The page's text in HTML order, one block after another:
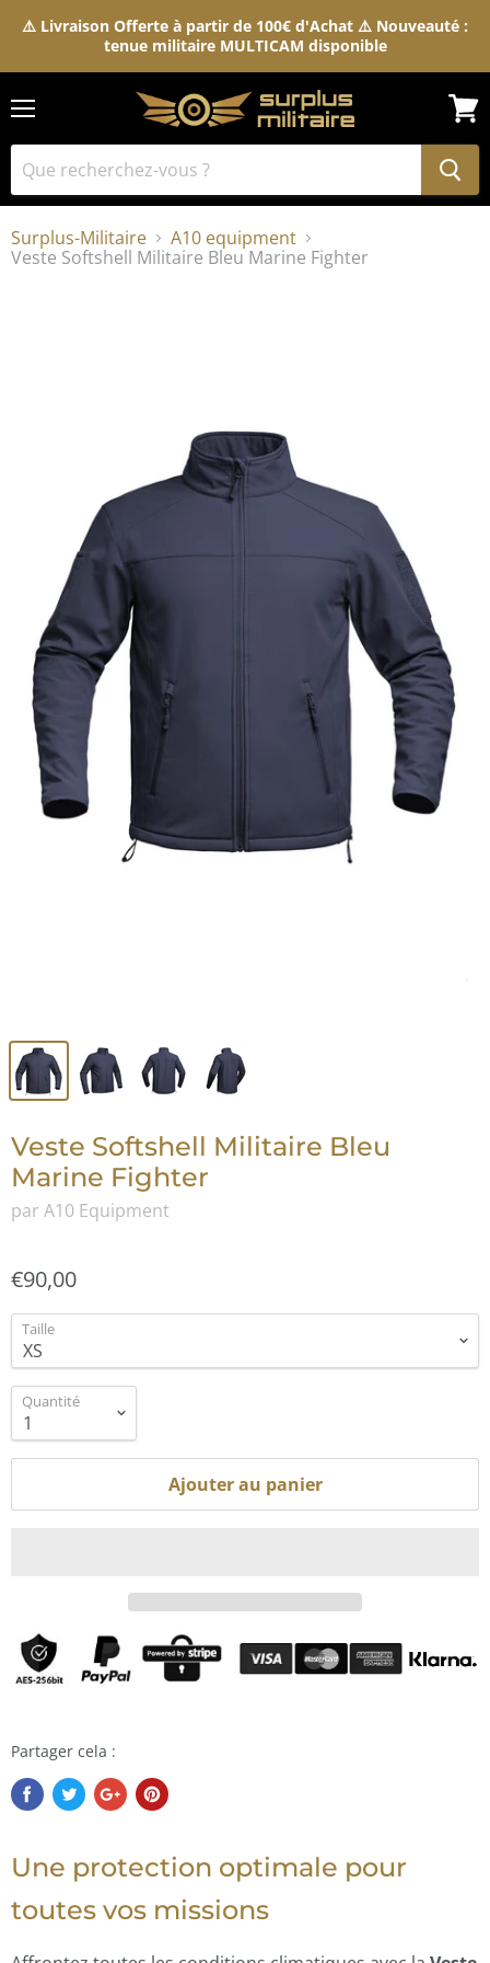
⚠️ Livraison Offerte à partir de 100€ d'Achat ⚠️ Nouveauté :
tenue militaire MULTICAM disponible
le
Surplus-Militaire
A10 equipment
Veste Softshell Militaire Bleu Marine Fighter
Veste Softshell Militaire Bleu
Marine Fighter
par A10 Equipment
€90,00
Taille
Quantité
Ajouter au panier
Partager cela :
Une protection optimale pour
toutes vos missions